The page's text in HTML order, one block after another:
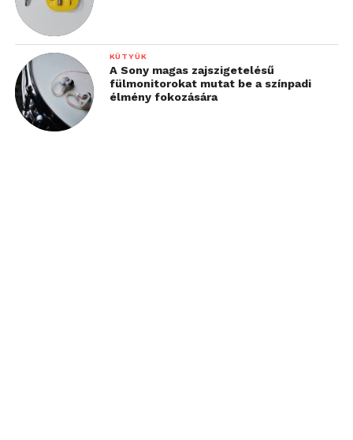
KÜTYÜK
A Sony magas zajszigetelésű
fülmonitorokat mutat be a színpadi
élmény fokozására